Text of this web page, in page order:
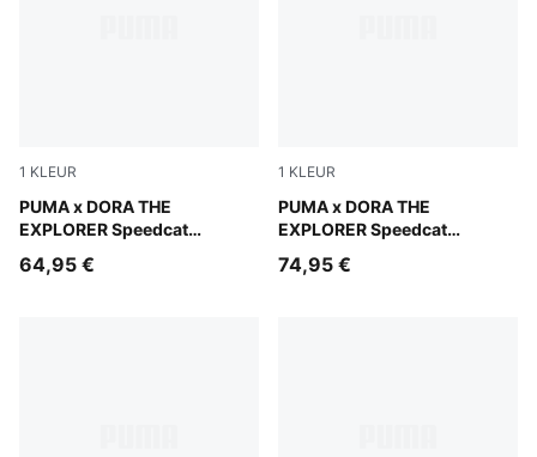
1 KLEUR
PUMA x DORA THE
EXPLORER Speedcat
Mauve Glow-Powder Pink
64,95 €
1 KLEUR
PUMA x DORA THE
EXPLORER Speedcat
Mauve Glow-Powder Pink
74,95 €